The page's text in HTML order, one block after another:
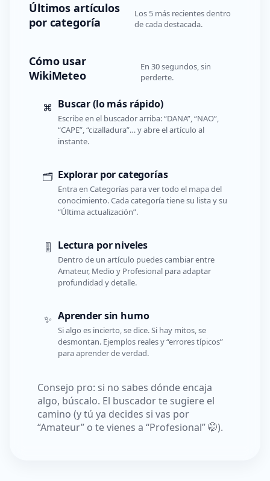
Últimos artículos
por categoría
Los 5 más recientes dentro
de cada destacada.
Cómo usar
WikiMeteo
En 30 segundos, sin
perderte.
⌘ Buscar (lo más rápido)
Escribe en el buscador arriba: “DANA”, “NAO”,
“CAPE”, “cizalladura”… y abre el artículo al
instante.
🗂️ Explorar por categorías
Entra en Categorías para ver todo el mapa del
conocimiento. Cada categoría tiene su lista y su
“Última actualización”.
🎚️ Lectura por niveles
Dentro de un artículo puedes cambiar entre
Amateur, Medio y Profesional para adaptar
profundidad y detalle.
✨ Aprender sin humo
Si algo es incierto, se dice. Si hay mitos, se
desmontan. Ejemplos reales y “errores típicos”
para aprender de verdad.
Consejo pro: si no sabes dónde encaja
algo, búscalo. El buscador te sugiere el
camino (y tú ya decides si vas por
“Amateur” o te vienes a “Profesional” 🤭).